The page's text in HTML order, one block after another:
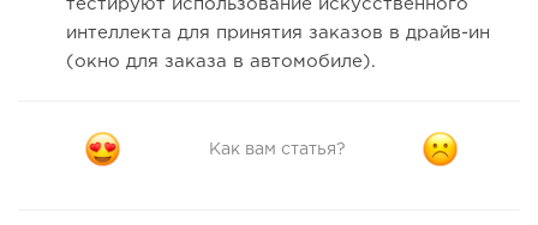
тестируют использование искусственного
интеллекта для принятия заказов в драйв-ин
(окно для заказа в автомобиле).
Как вам статья?